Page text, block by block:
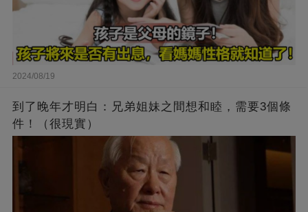
2024/08/19
到了晚年才明白：兄弟姐妹之間想和睦，需要3個條
件！（很現實）